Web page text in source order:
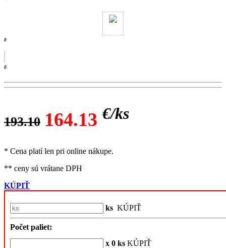
0
0
193.10 164.13 €/ks
* Cena platí len pri online nákupe.
** ceny sú vrátane DPH
KÚPIŤ
ks KÚPIŤ
Počet paliet:
x 0 ks KÚPIŤ